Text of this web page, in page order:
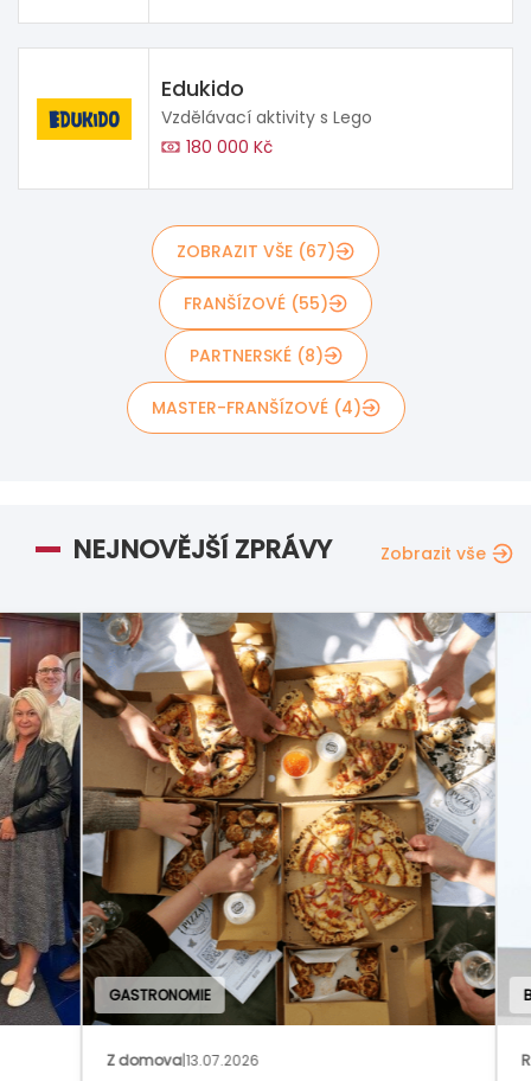
Edukido
Vzdělávací aktivity s Lego
180 000 Kč
ZOBRAZIT VŠE (67)
FRANŠÍZOVÉ (55)
PARTNERSKÉ (8)
MASTER-FRANŠÍZOVÉ (4)
NEJNOVĚJŠÍ ZPRÁVY Zobrazit vše
GASTRONOMIE
Z domova|13.07.2026